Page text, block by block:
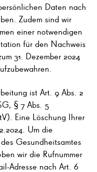
Daten nach
Zudem sind wir
einer notwendigen
für den Nachweis
31. Dezember 2024
ist Art. 9 Abs. 2
§ 7 Abs. 5
Eine Löschung Ihrer
Um die
Gesundheitsamtes
wir die Rufnummer
Adresse nach Art. 6